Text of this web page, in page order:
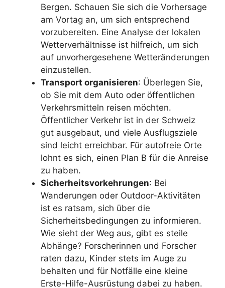
Bergen. Schauen Sie sich die Vorhersage
am Vortag an, um sich entsprechend
vorzubereiten. Eine Analyse der lokalen
Wetterverhältnisse ist hilfreich, um sich
auf unvorhergesehene Wetteränderungen
einzustellen.
Transport organisieren: Überlegen Sie,
ob Sie mit dem Auto oder öffentlichen
Verkehrsmitteln reisen möchten.
Öffentlicher Verkehr ist in der Schweiz
gut ausgebaut, und viele Ausflugsziele
sind leicht erreichbar. Für autofreie Orte
lohnt es sich, einen Plan B für die Anreise
zu haben.
Sicherheitsvorkehrungen: Bei
Wanderungen oder Outdoor-Aktivitäten
ist es ratsam, sich über die
Sicherheitsbedingungen zu informieren.
Wie sieht der Weg aus, gibt es steile
Abhänge? Forscherinnen und Forscher
raten dazu, Kinder stets im Auge zu
behalten und für Notfälle eine kleine
Erste-Hilfe-Ausrüstung dabei zu haben.